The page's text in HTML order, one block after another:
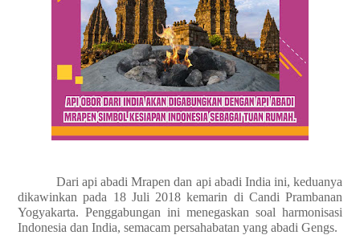
Dari api abadi Mrapen dan api abadi India ini, keduanya
dikawinkan pada 18 Juli 2018 kemarin di Candi Prambanan
Yogyakarta. Penggabungan ini menegaskan soal harmonisasi
Indonesia dan India, semacam persahabatan yang abadi Gengs.